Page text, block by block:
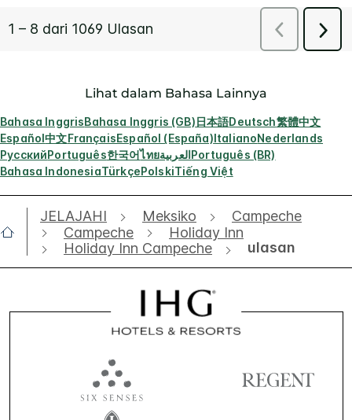
Lihat dalam Bahasa Lainnya
Bahasa InggrisBahasa Inggris (GB)日本語Deutsch繁體中文
Español中文FrançaisEspañol (España)ItalianoNederlands
РусскийPortuguês한국어ไทยالعربيةPortuguês (BR)
Bahasa IndonesiaTürkçePolskiTiếng Việt
JELAJAHI Meksiko
Campeche
Campeche
Holiday Inn
Holiday Inn Campeche
ulasan